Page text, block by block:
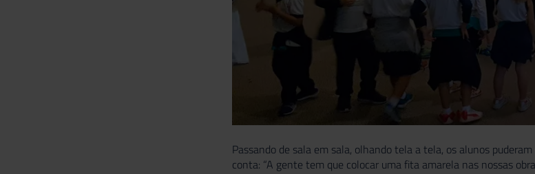
Passando de sala em sala, olhando tela a tela, os alunos
conta: “A gente tem que colocar uma fita amarela nas nossas